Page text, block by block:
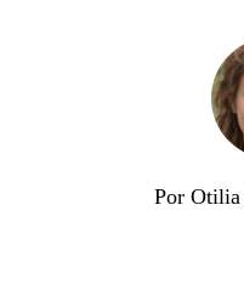
Por Otilia